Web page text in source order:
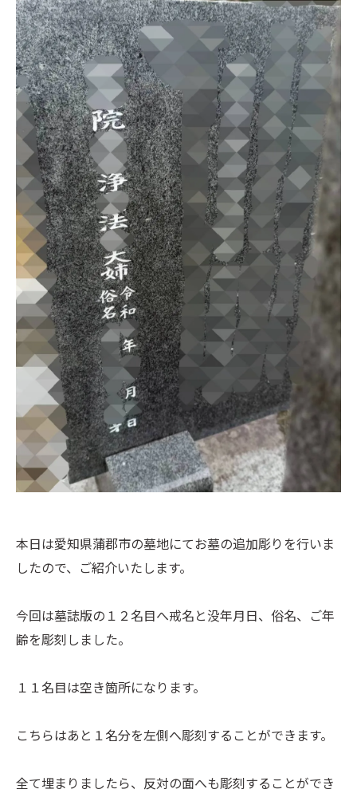
本日は愛知県蒲郡市の墓地にてお墓の追加彫りを行いま
したので、ご紹介いたします。
今回は墓誌版の１２名目へ戒名と没年月日、俗名、ご年
齢を彫刻しました。
１１名目は空き箇所になります。
こちらはあと１名分を左側へ彫刻することができます。
全て埋まりましたら、反対の面へも彫刻することができ